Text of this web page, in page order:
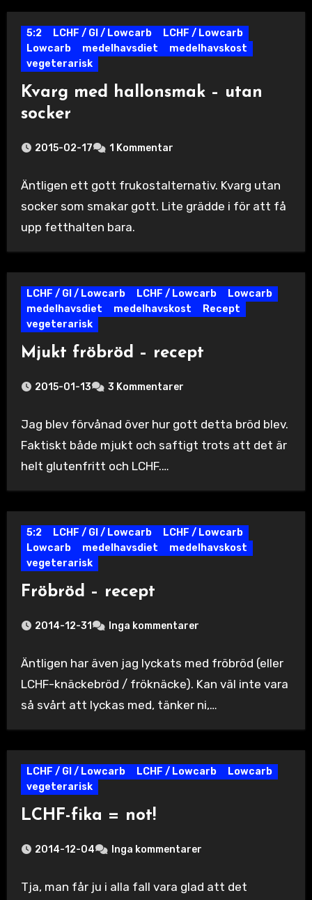
5:2 LCHF / GI / Lowcarb
LCHF / Lowcarb
Lowcarb
medelhavsdiet
medelhavskost
vegeterarisk
Kvarg med hallonsmak – utan
socker
2015-02-17 1 Kommentar
Äntligen ett gott frukostalternativ. Kvarg utan
socker som smakar gott. Lite grädde i för att få
upp fetthalten bara.
LCHF / GI / Lowcarb LCHF / Lowcarb
Lowcarb
medelhavsdiet
medelhavskost
Recept
vegeterarisk
Mjukt fröbröd – recept
2015-01-13 3 Kommentarer
Jag blev förvånad över hur gott detta bröd blev.
Faktiskt både mjukt och saftigt trots att det är
helt glutenfritt och LCHF.…
5:2 LCHF / GI / Lowcarb
LCHF / Lowcarb
Lowcarb
medelhavsdiet
medelhavskost
vegeterarisk
Fröbröd – recept
2014-12-31 Inga kommentarer
Äntligen har även jag lyckats med fröbröd (eller
LCHF-knäckebröd / fröknäcke). Kan väl inte vara
så svårt att lyckas med, tänker ni,…
LCHF / GI / Lowcarb LCHF / Lowcarb
Lowcarb
vegeterarisk
LCHF-fika = not!
2014-12-04 Inga kommentarer
Tja, man får ju i alla fall vara glad att det